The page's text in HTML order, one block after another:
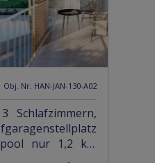
Obj. Nr. HAN-JAN-130-A02
Schlafzimmern,
nur 1,2 km